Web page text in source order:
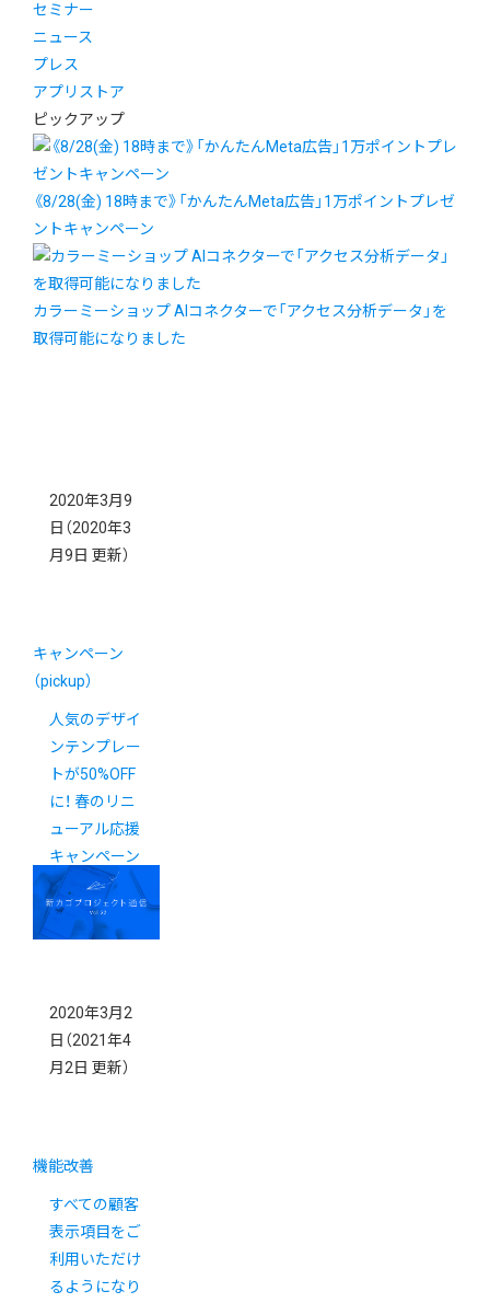
セミナー
ニュース
プレス
アプリストア
ピックアップ
《8/28(金) 18時まで》「かんたんMeta広告」1万ポイントプレゼ
ントキャンペーン
カラーミーショップ AIコネクターで「アクセス分析データ」を
取得可能になりました
2020年3月9
日 （2020年3
月9日 更新）
キャンペーン
（pickup）
人気のデザイ
ンテンプレー
トが50%OFF
に！ 春のリニ
ューアル応援
キャンペーン
2020年3月2
日 （2021年4
月2日 更新）
機能改善
すべての顧客
表示項目をご
利用いただけ
るようになり